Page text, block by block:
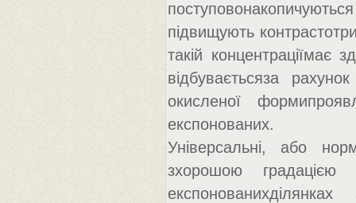
підвищують
такій концентраціїмає
відбуваєтьсяза
окисленої
експонованих.
Універсальні, або
зхорошою